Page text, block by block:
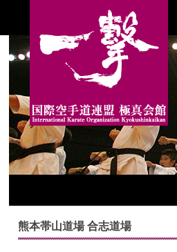
熊本帯山道場 合志道場